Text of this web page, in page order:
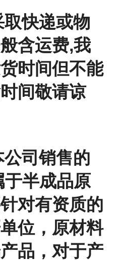
快递或物
含运费,我
时间但不能
间敬请谅
司销售的
于半成品原
对有资质的
位，原材料
品，对于产